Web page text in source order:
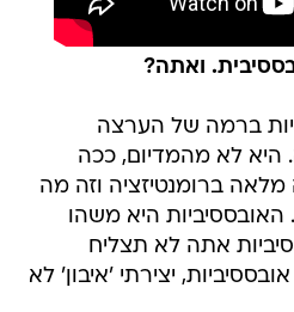
ואתה?
ברמה של הערצה
היא לא מהמדיום, ככה
ברומנטיזציה וזה מה
האובססיביות היא משהו
אתה לא תצליח
יצירתי 'איבון' לא